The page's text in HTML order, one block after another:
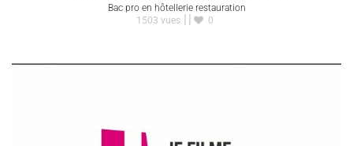
Bac pro en hôtellerie restauration
1503 vues
0